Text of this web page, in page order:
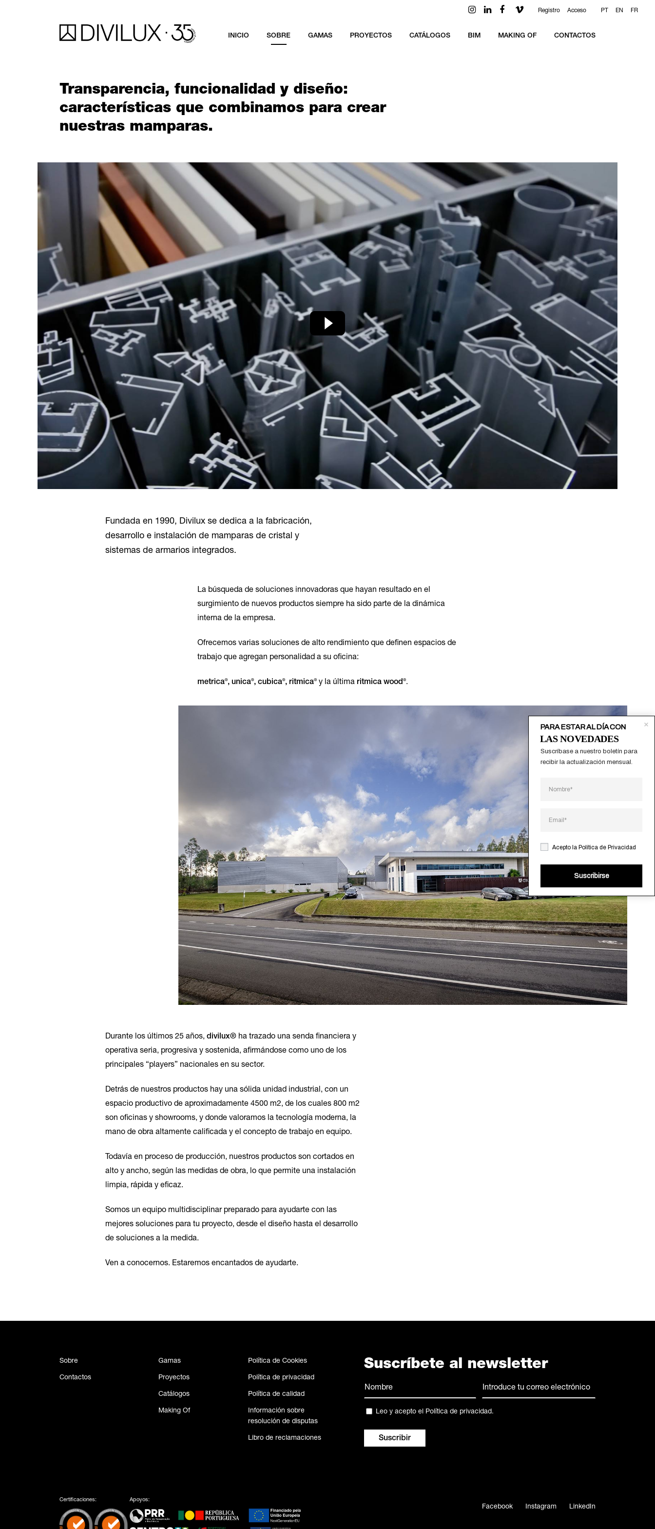
Registro Acceso PT EN FR
INICIO SOBRE GAMAS PROYECTOS CATÁLOGOS BIM MAKING OF CONTACTOS
Transparencia, funcionalidad y diseño:
características que combinamos para crear
nuestras mamparas.
Fundada en 1990, Divilux se dedica a la fabricación,
desarrollo e instalación de mamparas de cristal y
sistemas de armarios integrados.
La búsqueda de soluciones innovadoras que hayan resultado en el
surgimiento de nuevos productos siempre ha sido parte de la dinámica
interna de la empresa.
Ofrecemos varias soluciones de alto rendimiento que definen espacios de
trabajo que agregan personalidad a su oficina:
metrica®, unica®, cubica®, ritmica®y la última ritmica wood®.
Durante los últimos 25 años,divilux® ha trazado una senda financiera y
operativa seria, progresiva y sostenida, afirmándose como uno de los
principales “players” nacionales en su sector.
Detrás de nuestros productos hay una sólida unidad industrial, con un
espacio productivo de aproximadamente 4500 m2, de los cuales 800 m2
son oficinas y showrooms, y donde valoramos la tecnología moderna, la
mano de obra altamente calificada y el concepto de trabajo en equipo.
Todavía en proceso de producción, nuestros productos son cortados en
alto y ancho, según las medidas de obra, lo que permite una instalación
limpia, rápida y eficaz.
Somos un equipo multidisciplinar preparado para ayudarte con las
mejores soluciones para tu proyecto, desde el diseño hasta el desarrollo
de soluciones a la medida.
Ven a conocernos. Estaremos encantados de ayudarte.
Sobre
Contactos
Gamas
Proyectos
Catálogos
Making Of
Política de Cookies
Política de privacidad
Política de calidad
Información sobre
resolución de disputas
Libro de reclamaciones
Suscríbete al newsletter
Nombre
Nombre
Correo
electrónico
(Obligatorio)
Privacidad
Leo y acepto el Política de privacidad.
Certificaciones: Apoyos:
Facebook Instagram LinkedIn
Acepto la Política de Privacidad
Suscribirse
PARA ESTAR AL DÍA CON
Suscríbase a nuestro boletín para
recibir la actualización mensual.
LAS NOVEDADES